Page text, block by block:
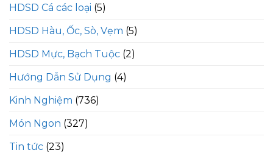
HDSD Cá các loại (5)
HDSD Hàu, Ốc, Sò, Vẹm (5)
HDSD Mực, Bạch Tuộc (2)
Hướng Dẫn Sử Dụng (4)
Kinh Nghiệm (736)
Món Ngon (327)
Tin tức (23)